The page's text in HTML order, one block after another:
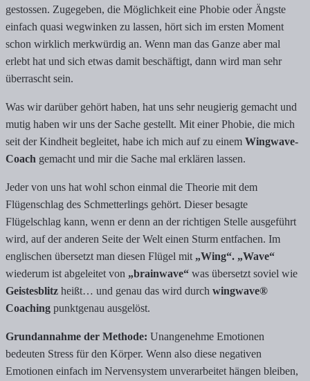
gestossen. Zugegeben, die Möglichkeit eine Phobie oder Ängste
einfach quasi wegwinken zu lassen, hört sich im ersten Moment
schon wirklich merkwürdig an. Wenn man das Ganze aber mal
erlebt hat und sich etwas damit beschäftigt, dann wird man sehr
überrascht sein.
Was wir darüber gehört haben, hat uns sehr neugierig gemacht und
mutig haben wir uns der Sache gestellt. Mit einer Phobie, die mich
seit der Kindheit begleitet, habe ich mich auf zu einem Wingwave-
Coach gemacht und mir die Sache mal erklären lassen.
Jeder von uns hat wohl schon einmal die Theorie mit dem
Flügenschlag des Schmetterlings gehört. Dieser besagte
Flügelschlag kann, wenn er denn an der richtigen Stelle ausgeführt
wird, auf der anderen Seite der Welt einen Sturm entfachen. Im
englischen übersetzt man diesen Flügel mit „Wing“. „Wave“
wiederum ist abgeleitet von „brainwave“ was übersetzt soviel wie
Geistesblitz heißt… und genau das wird durch wingwave®
Coaching punktgenau ausgelöst.
Grundannahme der Methode: Unangenehme Emotionen
bedeuten Stress für den Körper. Wenn also diese negativen
Emotionen einfach im Nervensystem unverarbeitet hängen bleiben,